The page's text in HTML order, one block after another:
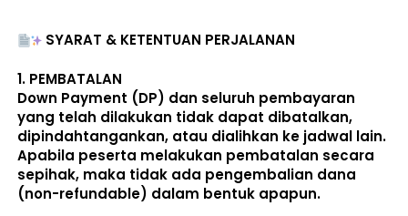
SYARAT & KETENTUAN PERJALANAN
1. PEMBATALAN
Down Payment (DP) dan seluruh pembayaran
yang telah dilakukan tidak dapat dibatalkan,
dipindahtangankan, atau dialihkan ke jadwal lain.
Apabila peserta melakukan pembatalan secara
sepihak, maka tidak ada pengembalian dana
(non-refundable) dalam bentuk apapun.